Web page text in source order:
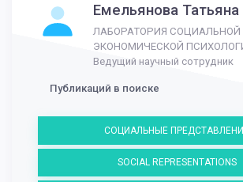
Емельянова
ЛАБОРАТОРИЯ СОЦИАЛЬНОЙ
ЭКОНОМИЧЕСКОЙ
Ведущий научный сотрудник
Публикаций в поиске
СОЦИАЛЬНЫЕ
SOCIAL REPRESENTATIONS